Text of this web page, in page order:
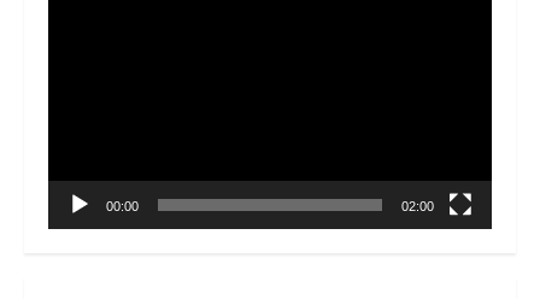
00:00 02:00